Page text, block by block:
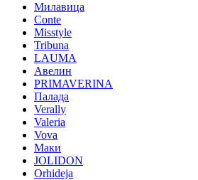
Милавица
Conte
Misstyle
Tribuna
LAUMA
Авелин
PRIMAVERINA
Палада
Verally
Valeria
Vova
Маки
JOLIDON
Orhideja